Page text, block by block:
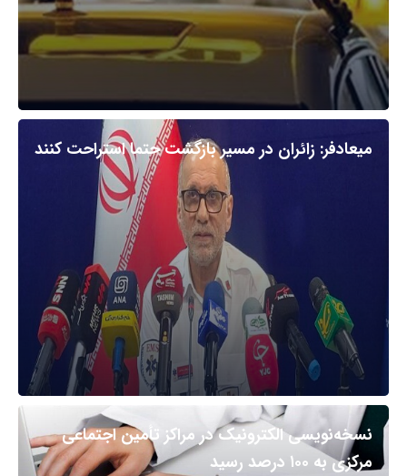
میعادفر: زائران در مسیر بازگشت حتما استراحت کنند
نسخه‌نویسی الکترونیک در مراکز تأمین اجتماعی
مرکزی به ۱۰۰ درصد رسید